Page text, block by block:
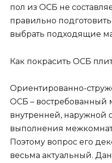
пол из ОСБ не
правильно
выбрать подходящие
Как покрасить ОСБ
Ориентированно-
ОСБ – востребованный
внутренней, наружной
выполнения
Поэтому вопрос его
весьма актуальный.